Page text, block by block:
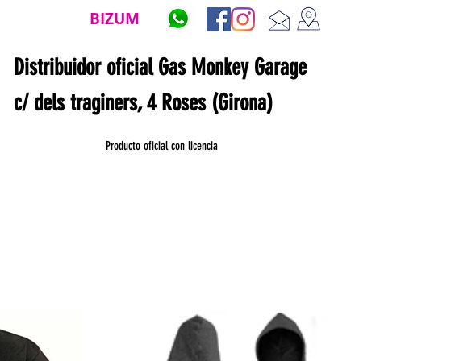
BIZUM
Producto oficial con licencia
c/ dels traginers, 4 Roses (Girona)
Distribuidor oficial Gas Monkey Garage